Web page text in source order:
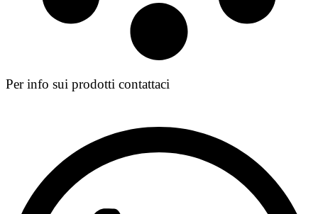
Per info sui prodotti contattaci